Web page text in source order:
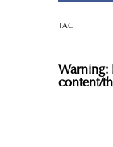
TAG
Warning:
content/